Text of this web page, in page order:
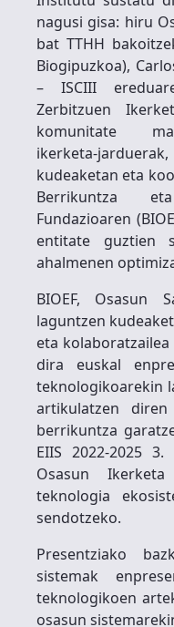
nagusi gisa: hiru
bat TTHH
Biogipuzkoa),
– ISCIII
Zerbitzuen
komunitate
ikerketa-
kudeaketan eta
Berrikuntza
Fundazioaren
entitate guztien
ahalmenen
BIOEF, Osasun
laguntzen
eta
dira euskal
teknologikoarekin
artikulatzen
berrikuntza
EIIS 2022-2025
Osasun
teknologia
sendotzeko.
Presentziako
sistemak
teknologikoen
osasun